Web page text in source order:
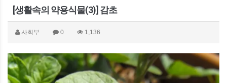
[생활속의 약용식물(3)] 감초
사회부 0 1,136